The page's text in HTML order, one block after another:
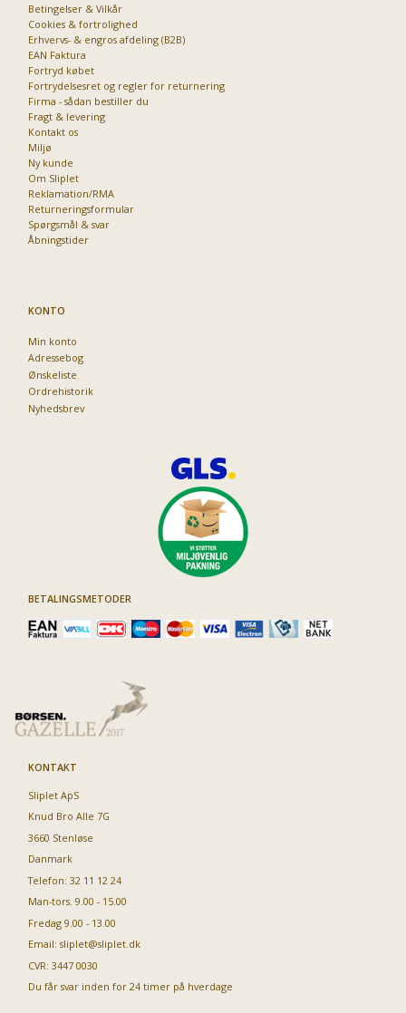
Betingelser & Vilkår
Cookies & fortrolighed
Erhvervs- & engros afdeling (B2B)
EAN Faktura
Fortryd købet
Fortrydelsesret og regler for returnering
Firma - sådan bestiller du
Fragt & levering
Kontakt os
Miljø
Ny kunde
Om Sliplet
Reklamation/RMA
Returneringsformular
Spørgsmål & svar
Åbningstider
KONTO
Min konto
Adressebog
Ønskeliste
Ordrehistorik
Nyhedsbrev
BETALINGSMETODER
KONTAKT
Sliplet ApS
Knud Bro Alle 7G
3660 Stenløse
Danmark
Telefon: 32 11 12 24
Man-tors. 9.00 - 15.00
Fredag 9.00 - 13.00
Email: sliplet@sliplet.dk
CVR: 3447 0030
Du får svar inden for 24 timer på hverdage